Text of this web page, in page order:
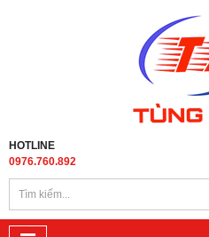
HOTLINE
0976.760.892